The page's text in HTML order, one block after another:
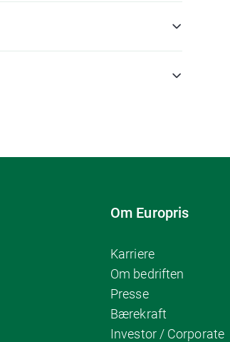
Om Europris
Karriere
Om bedriften
Presse
Bærekraft
Investor / Corporate